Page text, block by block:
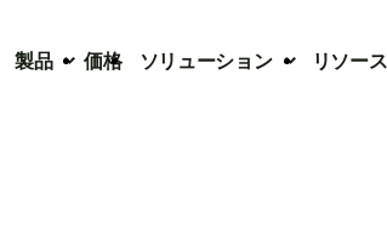
製品 価格 ソリューション リソース